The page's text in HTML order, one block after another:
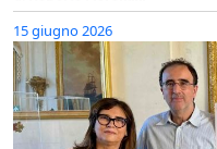
15 giugno 2026